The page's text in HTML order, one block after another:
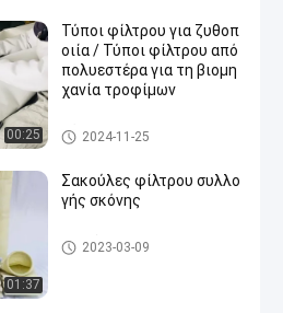
00:25
Τύποι φίλτρου για ζυθοπ
οιία / Τύποι φίλτρου από
πολυεστέρα για τη βιομη
χανία τροφίμων
Σάκοι φίλτρου Baghouse
2024-11-25
01:37
Σακούλες φίλτρου συλλο
γής σκόνης
Σακούλες φίλτρου συλλογής
σκόνης
2023-03-09